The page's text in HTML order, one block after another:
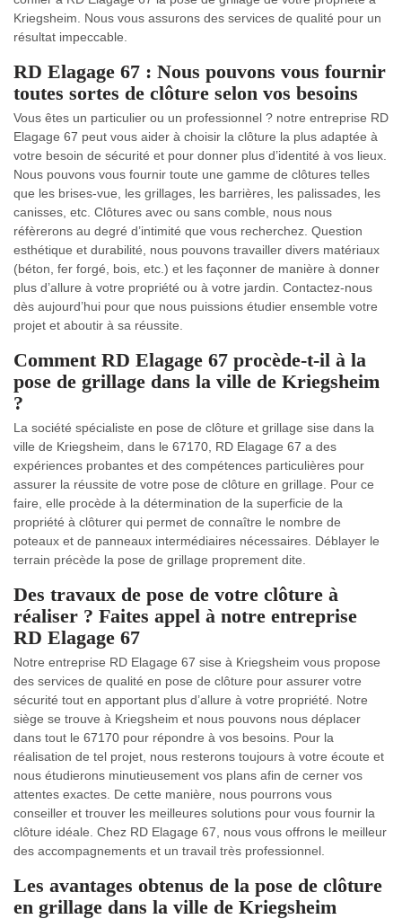
Kriegsheim. Nous vous assurons des services de qualité pour un
résultat impeccable.
RD Elagage 67 : Nous pouvons vous fournir
toutes sortes de clôture selon vos besoins
Vous êtes un particulier ou un professionnel ? notre entreprise RD
Elagage 67 peut vous aider à choisir la clôture la plus adaptée à
votre besoin de sécurité et pour donner plus d’identité à vos lieux.
Nous pouvons vous fournir toute une gamme de clôtures telles
que les brises-vue, les grillages, les barrières, les palissades, les
canisses, etc. Clôtures avec ou sans comble, nous nous
réfèrerons au degré d’intimité que vous recherchez. Question
esthétique et durabilité, nous pouvons travailler divers matériaux
(béton, fer forgé, bois, etc.) et les façonner de manière à donner
plus d’allure à votre propriété ou à votre jardin. Contactez-nous
dès aujourd’hui pour que nous puissions étudier ensemble votre
projet et aboutir à sa réussite.
Comment RD Elagage 67 procède-t-il à la
pose de grillage dans la ville de Kriegsheim
?
La société spécialiste en pose de clôture et grillage sise dans la
ville de Kriegsheim, dans le 67170, RD Elagage 67 a des
expériences probantes et des compétences particulières pour
assurer la réussite de votre pose de clôture en grillage. Pour ce
faire, elle procède à la détermination de la superficie de la
propriété à clôturer qui permet de connaître le nombre de
poteaux et de panneaux intermédiaires nécessaires. Déblayer le
terrain précède la pose de grillage proprement dite.
Des travaux de pose de votre clôture à
réaliser ? Faites appel à notre entreprise
RD Elagage 67
Notre entreprise RD Elagage 67 sise à Kriegsheim vous propose
des services de qualité en pose de clôture pour assurer votre
sécurité tout en apportant plus d’allure à votre propriété. Notre
siège se trouve à Kriegsheim et nous pouvons nous déplacer
dans tout le 67170 pour répondre à vos besoins. Pour la
réalisation de tel projet, nous resterons toujours à votre écoute et
nous étudierons minutieusement vos plans afin de cerner vos
attentes exactes. De cette manière, nous pourrons vous
conseiller et trouver les meilleures solutions pour vous fournir la
clôture idéale. Chez RD Elagage 67, nous vous offrons le meilleur
des accompagnements et un travail très professionnel.
Les avantages obtenus de la pose de clôture
en grillage dans la ville de Kriegsheim